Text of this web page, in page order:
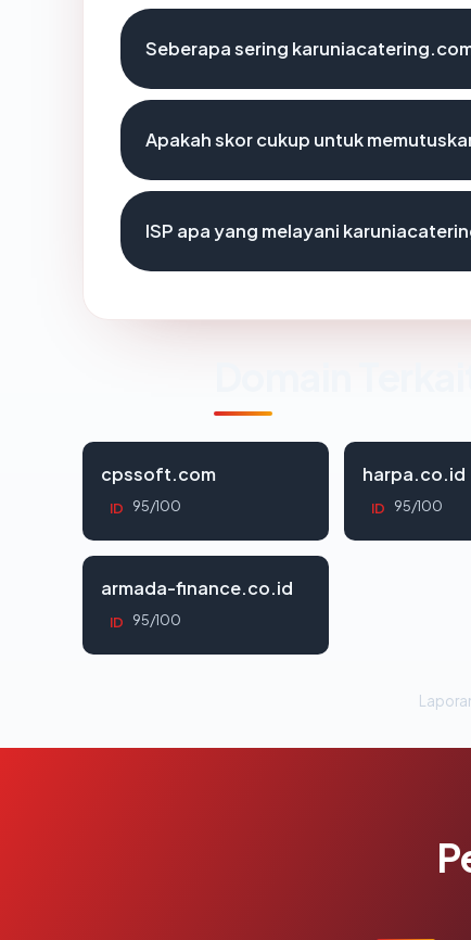
Seberapa sering
Apakah skor cukup untuk
ISP apa yang melayani
cpssoft.com
ID 95/100
harpa.co.id
ID 95/100
armada-finance.co.id
ID 95/100